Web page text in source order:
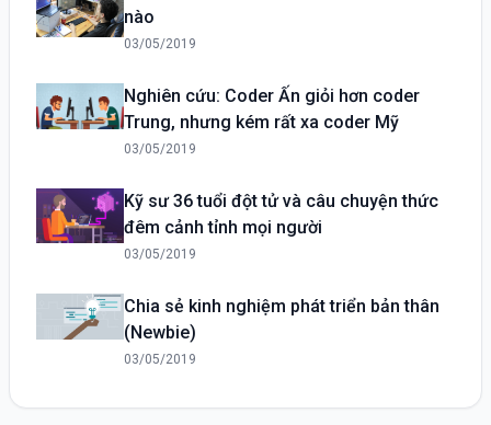
nào
03/05/2019
Nghiên cứu: Coder Ấn giỏi hơn coder
Trung, nhưng kém rất xa coder Mỹ
03/05/2019
Kỹ sư 36 tuổi đột tử và câu chuyện thức
đêm cảnh tỉnh mọi người
03/05/2019
Chia sẻ kinh nghiệm phát triển bản thân
(Newbie)
03/05/2019